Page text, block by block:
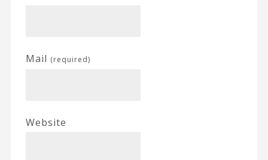
Mail (required)
Website